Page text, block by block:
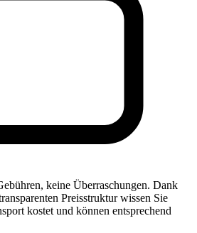
keine Überraschungen. Dank
Preisstruktur wissen Sie
kostet und können entsprechend